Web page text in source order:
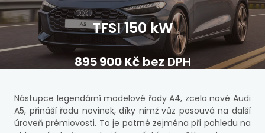
TFSI 150 kW
895 900 Kčbez DPH
Nástupce legendární modelové řady A4, zcela nové Audi
A5, přináší řadu novinek, díky nimž vůz posouvá na další
úroveň prémiovosti. To je patrné zejména při pohledu na